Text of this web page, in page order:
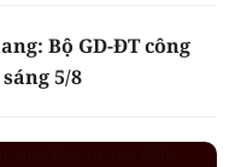
Bộ GD-ĐT công
5/8